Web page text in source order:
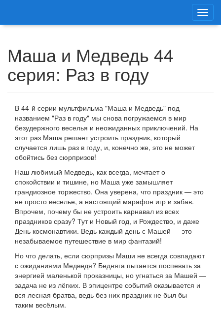
Маша и Медведь 44
серия: Раз в году
В 44-й серии мультфильма "Маша и Медведь" под
названием "Раз в году" мы снова погружаемся в мир
безудержного веселья и неожиданных приключений. На
этот раз Маша решает устроить праздник, который
случается лишь раз в году, и, конечно же, это не может
обойтись без сюрпризов!
Наш любимый Медведь, как всегда, мечтает о
спокойствии и тишине, но Маша уже замышляет
грандиозное торжество. Она уверена, что праздник — это
не просто веселье, а настоящий марафон игр и забав.
Впрочем, почему бы не устроить карнавал из всех
праздников сразу? Тут и Новый год, и Рождество, и даже
День космонавтики. Ведь каждый день с Машей — это
незабываемое путешествие в мир фантазий!
Но что делать, если сюрпризы Маши не всегда совпадают
с ожиданиями Медведя? Бедняга пытается поспевать за
энергией маленькой проказницы, но угнаться за Машей —
задача не из лёгких. В эпицентре событий оказывается и
вся лесная братва, ведь без них праздник не был бы
таким весёлым.